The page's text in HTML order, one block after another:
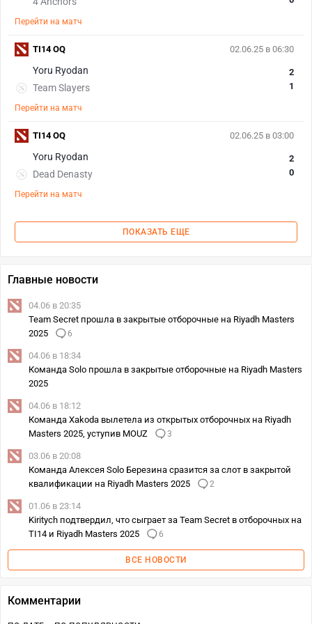
Перейти на матч
02.06.25 в 06:30
Yoru Ryodan
Team Slayers
2
1
Перейти на матч
TI14 OQ
02.06.25 в 03:00
Yoru Ryodan
Dead Denasty
2
0
Перейти на матч
TI14 OQ
ПОКАЗАТЬ ЕЩЕ
Главные новости
04.06 в 20:35
Team Secret прошла в закрытые отборочные на Riyadh Masters
2025
6
04.06 в 18:34
Команда Solo прошла в закрытые отборочные на Riyadh Masters
2025
04.06 в 18:12
Команда Xakoda вылетела из открытых отборочных на Riyadh
Masters 2025, уступив MOUZ
3
03.06 в 20:08
Команда Алексея Solo Березина сразится за слот в закрытой
квалификации на Riyadh Masters 2025
2
01.06 в 23:14
Kiritych подтвердил, что сыграет за Team Secret в отборочных на
TI14 и Riyadh Masters 2025
6
ВСЕ НОВОСТИ
Комментарии